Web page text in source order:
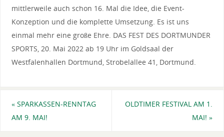
mittlerweile auch schon 16. Mal die Idee, die Event-
Konzeption und die komplette Umsetzung. Es ist uns
einmal mehr eine große Ehre. DAS FEST DES DORTMUNDER
SPORTS, 20. Mai 2022 ab 19 Uhr im Goldsaal der
Westfalenhallen Dortmund, Strobelallee 41, Dortmund.
«SPARKASSEN-RENNTAG
AM 9. MAI!
OLDTIMER FESTIVAL AM 1.
MAI!»